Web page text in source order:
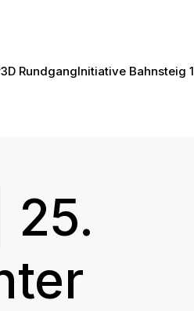
3D RundgangInitiative Bahnsteig 1
25.